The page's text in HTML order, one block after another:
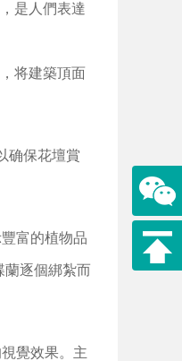
是人們表達
将建築頂面
确保花壇賞
富的植物品
蘭逐個綁紮而
覺效果。主